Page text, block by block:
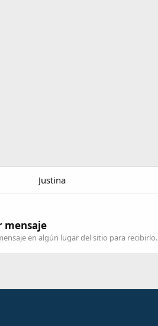
Justina
mensaje
en algún lugar del sitio para recibirlo.